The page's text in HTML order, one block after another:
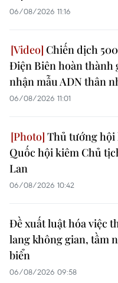
06/08/2026 11:16
Chiến dịch
Điện Biên hoàn thành
nhận mẫu ADN thân
06/08/2026 11:01
Thủ tướng
Quốc hội kiêm Chủ
Lan
06/08/2026 10:42
Đề xuất luật hóa việc
lang không gian, tầm
biển
06/08/2026 09:58